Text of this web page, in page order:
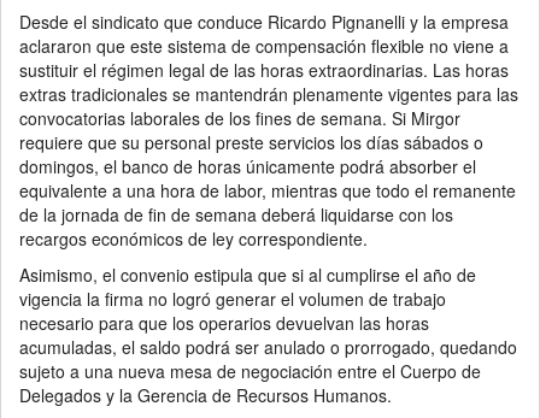
Desde el sindicato que conduce Ricardo Pignanelli y la empresa
aclararon que este sistema de compensación flexible no viene a
sustituir el régimen legal de las horas extraordinarias. Las horas
extras tradicionales se mantendrán plenamente vigentes para las
convocatorias laborales de los fines de semana. Si Mirgor
requiere que su personal preste servicios los días sábados o
domingos, el banco de horas únicamente podrá absorber el
equivalente a una hora de labor, mientras que todo el remanente
de la jornada de fin de semana deberá liquidarse con los
recargos económicos de ley correspondiente.
Asimismo, el convenio estipula que si al cumplirse el año de
vigencia la firma no logró generar el volumen de trabajo
necesario para que los operarios devuelvan las horas
acumuladas, el saldo podrá ser anulado o prorrogado, quedando
sujeto a una nueva mesa de negociación entre el Cuerpo de
Delegados y la Gerencia de Recursos Humanos.